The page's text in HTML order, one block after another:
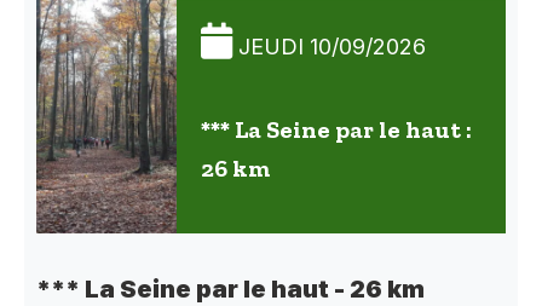
JEUDI 10/09/2026
*** La Seine par le haut :
26 km
*** La Seine par le haut - 26 km